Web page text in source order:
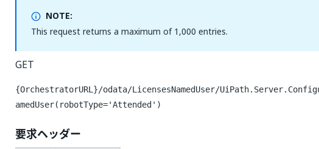
NOTE:
This request returns a maximum of 1,000 entries.
GET
{OrchestratorURL}/odata/LicensesNamedUser/
amedUser(robotType='Attended')
要求ヘッダー